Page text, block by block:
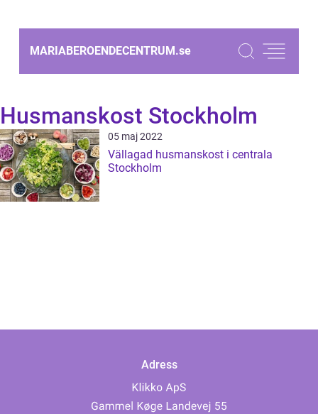
MARIABEROENDECENTRUM.se
Husmanskost Stockholm
05 maj 2022
Vällagad husmanskost i centrala
Stockholm
Adress